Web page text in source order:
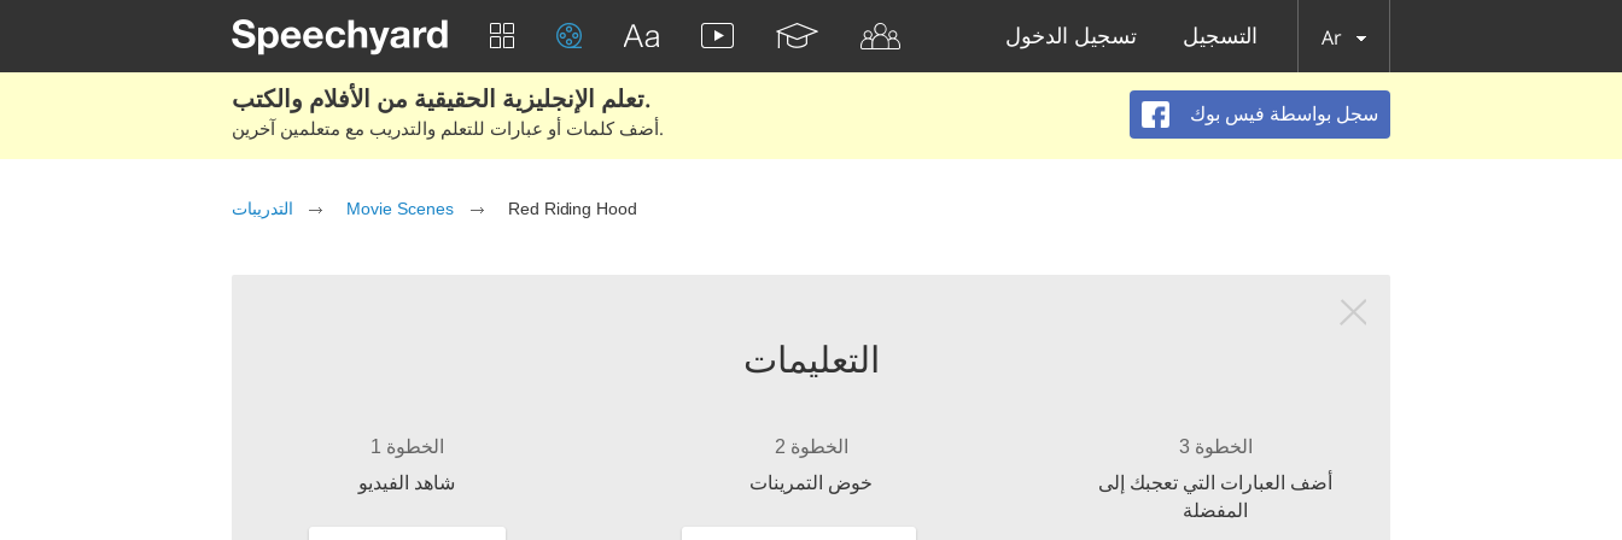
تسجيل الدخول التسجيل Ar
تعلم الإنجليزية الحقيقية من الأفلام والكتب.
أضف كلمات أو عبارات للتعلم والتدريب مع متعلمين آخرين.
سجل بواسطة فيس بوك
التدريبات Movie Scenes Red Riding Hood
التعليمات
الخطوة 1
شاهد الفيديو
الخطوة 2
خوض التمرينات
الخطوة 3
أضف العبارات التي تعجبك إلى
المفضلة